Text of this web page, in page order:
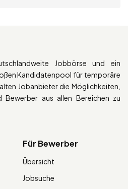
Jobbörse und ein
Kandidatenpool für temporäre
Jobanbieter die Möglichkeiten,
Bewerber aus allen Bereichen zu
Für Bewerber
Übersicht
Jobsuche